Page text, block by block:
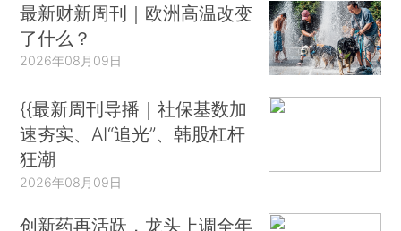
最新财新周刊｜欧洲高温改变
了什么？
2026年08月09日
{{最新周刊导播｜社保基数加
速夯实、AI“追光”、韩股杠杆
狂潮
2026年08月09日
创新药再活跃，龙头上调全年